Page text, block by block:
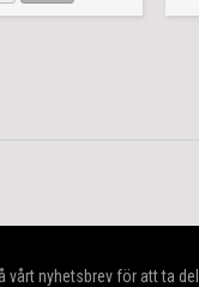
vårt nyhetsbrev för att ta